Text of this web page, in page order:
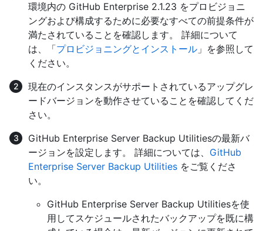
環境内の GitHub Enterprise 2.1.23 をプロビジョニ
ングおよび構成するために必要なすべての前提条件が
満たされていることを確認します。 詳細について
は、「プロビジョニングとインストール 」を参照して
ください。
現在のインスタンスがサポートされているアップグレ
ードバージョンを動作させていることを確認してくだ
さい。
GitHub Enterprise Server Backup Utilitiesの最新バ
ージョンを設定します。 詳細については、 GitHub
Enterprise Server Backup Utilities をご覧くださ
い。
GitHub Enterprise Server Backup Utilitiesを使
用してスケジュールされたバックアップを既に構